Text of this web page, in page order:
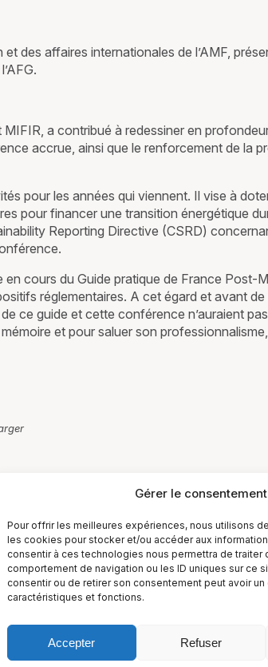
Gérer le consentement
Pour offrir les meilleures expériences, nous utilisons
les cookies pour stocker et/ou accéder aux
consentir à ces technologies nous permettra de traiter
comportement de navigation ou les ID uniques sur ce
consentir ou de retirer son consentement peut avoir
caractéristiques et fonctions.
Accepter Refuser
des affaires internationales de l’AMF,
a contribué à redessiner en
accrue, ainsi que le renforcement de la
pour les années qui viennent. Il vise à doter
pour financer une transition énergétique
Reporting Directive (CSRD)
cours du Guide pratique de France Post-
réglementaires. A cet égard et avant de
ce guide et cette conférence n’auraient
et pour saluer son
nous sur :
Politique de